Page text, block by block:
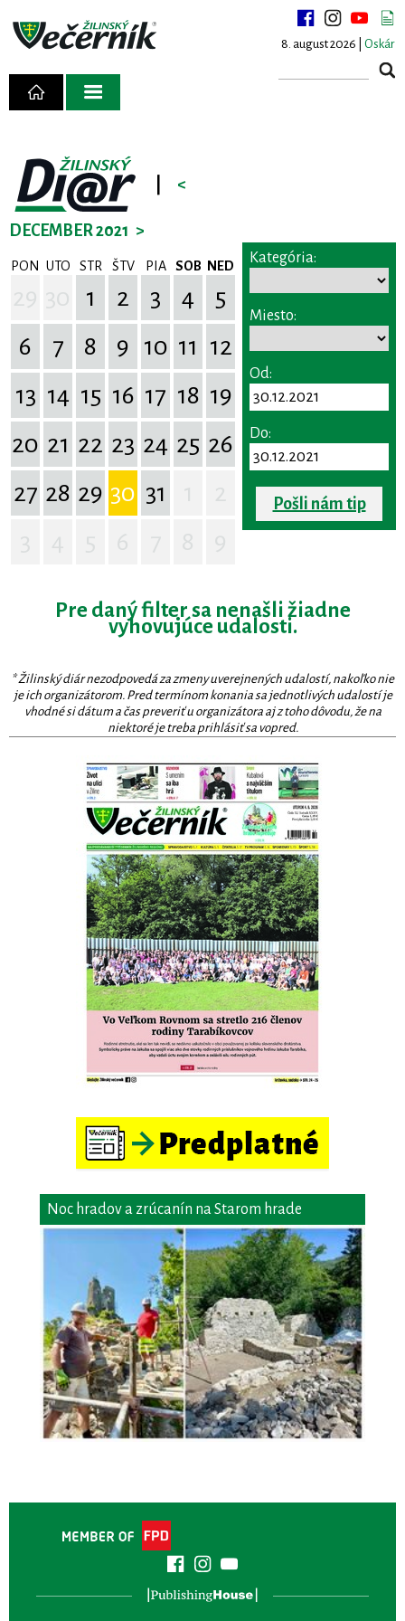
8. august 2026 | Oskár
<
DECEMBER 2021 >
PON UTO STR ŠTV PIA SOB NED
1 2 3 4
5
6
7 8 9 10 11 12
13 14 15 16 17 18 19
20 21 22 23 24 25 26
27 28 29 30 31
Kategória:
Miesto:
Od:
Do:
Pošli nám tip
Pre daný filter sa nenašli žiadne
vyhovujúce udalosti.
* Žilinský diár nezodpovedá za zmeny uverejnených udalostí, nakoľko nie
je ich organizátorom. Pred termínom konania sa jednotlivých udalostí je
vhodné si dátum a čas preveriť u organizátora aj z toho dôvodu, že na
niektoré je treba prihlásiť sa vopred.
Noc hradov a zrúcanín na Starom hrade